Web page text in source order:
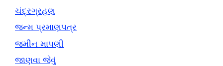
ચંદ્રગ્રહણ
જન્મ પ્રમાણપત્ર
જમીન માપણી
જાણવા જેવું